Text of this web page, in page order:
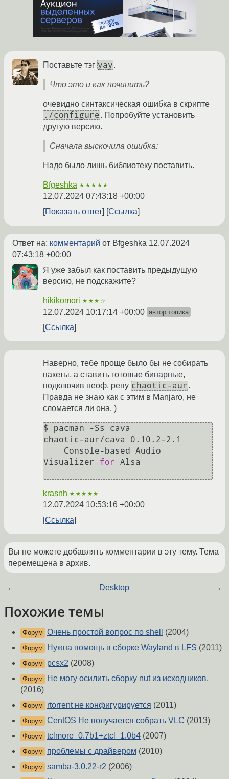
Поставьте тэг yay.
Что это и как починить?
очевидно синтаксическая ошибка в скрипте
./configure. Попробуйте установить
другую версию.
Сначала выскочила ошибка:
Надо было лишь библиотеку поставить.
Bfgeshka ★★★★★
12.07.2024 07:43:18 +00:00
Показать ответ
Ссылка
Ответ на: комментарий от Bfgeshka 12.07.2024
07:43:18 +00:00
Я уже забыл как поставить предыдущую
версию, не подскажите?
hikikomori ★★★☆
12.07.2024 10:17:14 +00:00 автор топика
Ссылка
Наверно, тебе проще было бы не собирать
пакеты, а ставить готовые бинарные,
подключив неоф. репу chaotic-aur .
Правда не знаю как с этим в Manjaro, не
сломается ли она. )
$ pacman -Ss cava
chaotic-aur/cava 0.10.2-2.1
Visualizer for Alsa
krasnh ★★★★★
12.07.2024 10:53:16 +00:00
Ссылка
Вы не можете добавлять комментарии в эту тему. Тема
перемещена в архив.
← Desktop →
Похожие темы
Форум Очень простой вопрос по shell (2004)
Форум Нужна помощь в сборке Wayland в LFS (2011)
Форум pcsx2 (2008)
Форум
Не могу осилить сборку nut из исходников.
(2016)
Форум rtorrent не конфигурируется (2011)
Форум CentOS Не получается собрать VLC (2013)
Форум tclmore_0.7b1+ztcl_1.0b4 (2007)
Форум проблемы с драйвером (2010)
Форум samba-3.0.22-r2 (2006)